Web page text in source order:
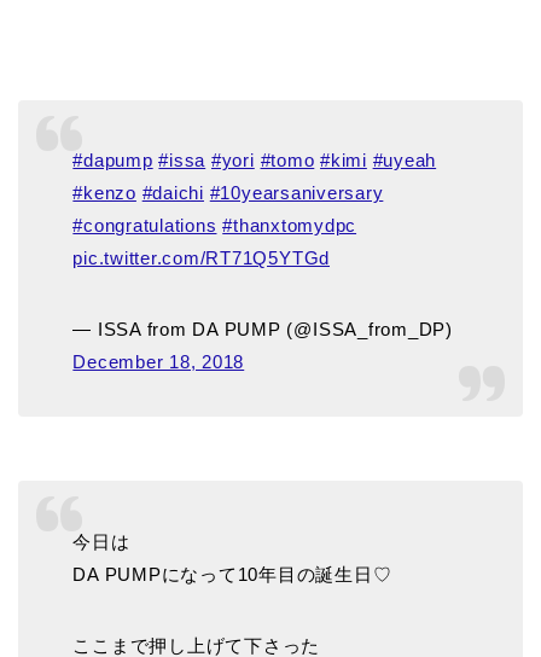
#dapump #issa #yori #tomo #kimi #uyeah
#kenzo #daichi #10yearsaniversary
#congratulations #thanxtomydpc
pic.twitter.com/RT71Q5YTGd
— ISSA from DA PUMP (@ISSA_from_DP)
December 18, 2018
今日は
DA PUMPになって10年目の誕生日♡
ここまで押し上げて下さった